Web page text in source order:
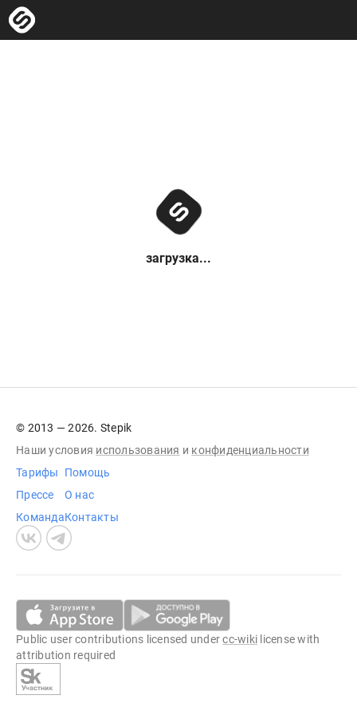
загрузка...
© 2013 — 2026. Stepik
Наши условия использования и конфиденциальности
Тарифы
Прессе
Команда
Помощь
О нас
Контакты
Public user contributions licensed undercc-wiki license with
attribution required